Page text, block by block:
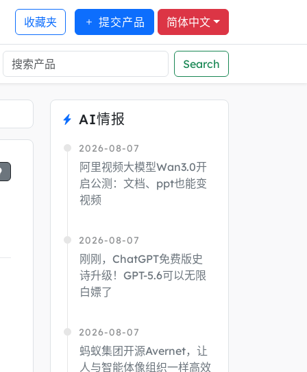
收藏夹 提交产品 简体中文
Search
AI情报
2026-08-07
阿里视频大模型Wan3.0开
启公测：文档、ppt也能变
视频
2026-08-07
刚刚，ChatGPT免费版史
诗升级！GPT-5.6可以无限
白嫖了
2026-08-07
蚂蚁集团开源Avernet，让
人与智能体像组织一样高效